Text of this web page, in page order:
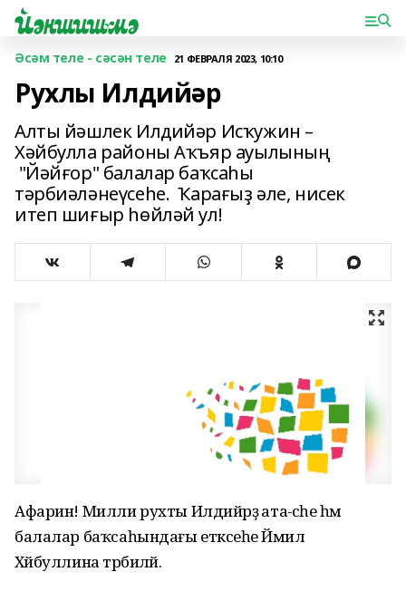
Әсәм теле - сәсән теле 21 ФЕВРАЛЯ 2023, 10:10
Рухлы Илдийәр
Алты йәшлек Илдийәр Исҡужин –
Хәйбулла районы Аҡъяр ауылының
"Йәйғор" балалар баҡсаһы
тәрбиәләнеүсеһе. Ҡарағыҙ әле, нисек
итеп шиғыр һөйләй ул!
Афарин! Милли рухты Илдийәрҙә ата-әсәһе һәм
балалар баҡсаһындағы етәксеһе Йәмилә
Хәйбуллина тәрбиәләй.